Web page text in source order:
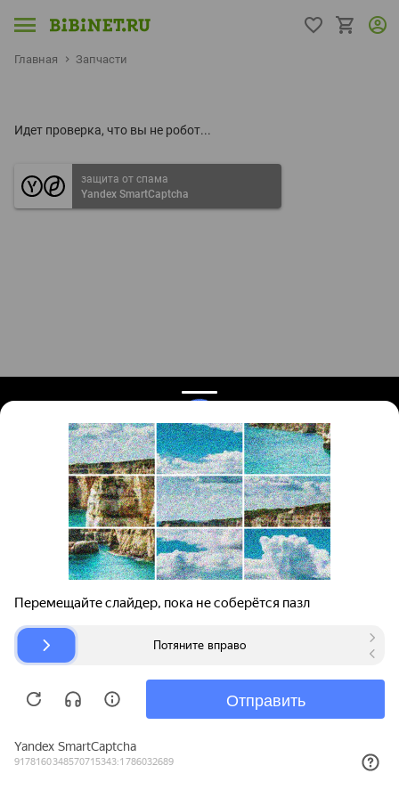
Главная Запчасти
Идет проверка, что вы не робот...
защита от спама
Yandex SmartCaptcha
Поиск запчастей
Для автокомпаний
Авторазборки
О проекте
Помощь
Карта сайта
© bibinet.ru - система поиска запчастей,
Copyright 2010-2026 Все права защищены